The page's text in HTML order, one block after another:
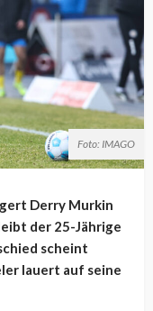
Foto: IMAGO
Derry Murkin
der 25-Jährige
scheint
lauert auf seine